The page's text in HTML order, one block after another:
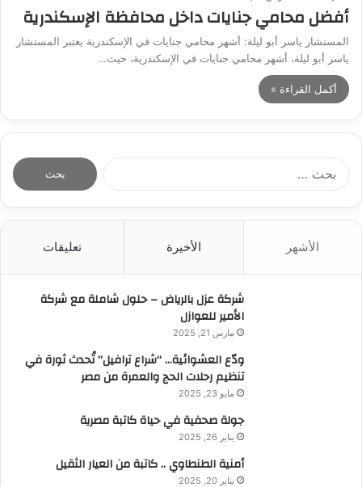
أفضل محامي جنايات داخل محافظة الإسكندرية
المستشار ياسر أبو ليلة: أشهر محامي جنايات في الإسكندرية يعتبر المستشار
ياسر أبو ليلة، أشهر محامي جنايات في الإسكندرية، حيث…
أكمل القراءة »
الأشهر الأخيرة تعليقات
شركة عزل بالرياض – حلول شاملة مع شركة
الأمير للعوازل
مارس 21, 2025
ودّع العشوائية… “شراع ترافيل” تُحدث ثورة في
تنظيم رحلات الحج والعمرة من مصر
مايو 23, 2025
جولة صحفية في حياة كاتبة مصرية
يناير 26, 2025
أمنية الطنطاوي .. كاتبة من العيار الثقيل
يناير 20, 2025